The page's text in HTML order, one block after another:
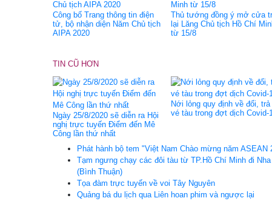
Công bố Trang thông tin điện
tử, bộ nhận diện Năm Chủ tịch
AIPA 2020
Thủ tướng đồng ý mở cửa
lại Lăng Chủ tịch Hồ Chí
từ 15/8
TIN CŨ HƠN
Ngày 25/8/2020 sẽ diễn ra Hội
nghị trực tuyến Điểm đến Mê
Công lần thứ nhất
Nới lỏng quy định về đổi, trả
vé tàu trong đợt dịch Covid-
Phát hành bộ tem "Việt Nam Chào mừng năm ASEAN
Tạm ngưng chạy các đôi tàu từ TP.Hồ Chí Minh đi
(Bình Thuận)
Tọa đàm trực tuyến về voi Tây Nguyên
Quảng bá du lịch qua Liên hoan phim và ngược lại